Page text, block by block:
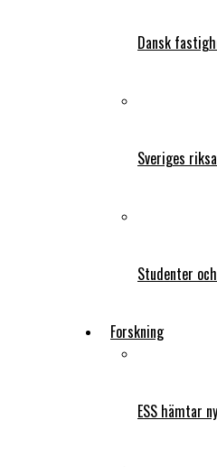
Dansk
Sveriges
Studenter
Forskning
ESS hämtar